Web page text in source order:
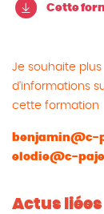
Cette
Je souhaite plus
d'informations
cette formation
benjamin@c-
elodie@c-
Actus liées